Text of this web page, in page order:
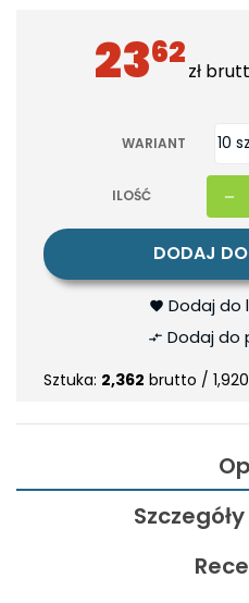
2362zł
WARIANT
ILOŚĆ
DODAJ
Sztuka: 2,362 brutto /
Dodaj do
Dodaj do